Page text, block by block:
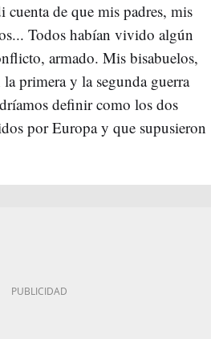
cuenta de que mis padres, mis
Todos habían vivido algún
armado. Mis bisabuelos,
primera y la segunda guerra
definir como los dos
por Europa y que supusieron